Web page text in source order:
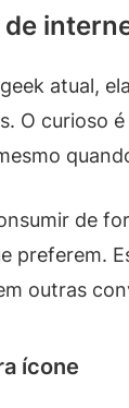
de
atual,
O curioso
de
preferem.
outras
ícone